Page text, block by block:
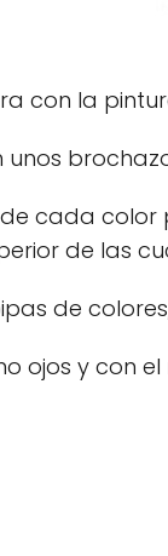
con la
cada
de las
de
ojos y con